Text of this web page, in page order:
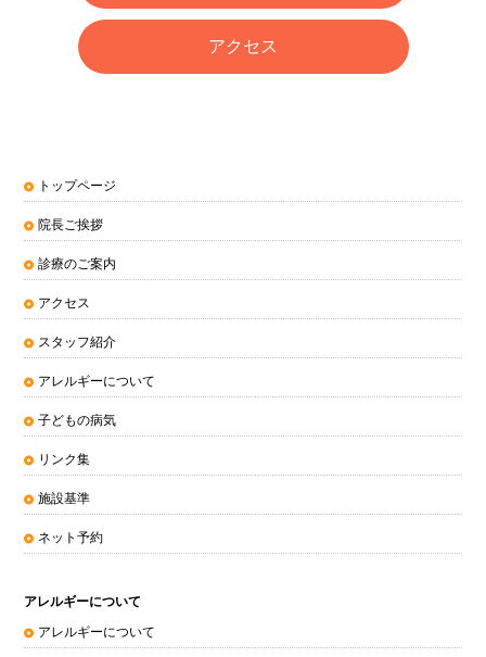
アクセス
トップページ
院長ご挨拶
診療のご案内
アクセス
スタッフ紹介
アレルギーについて
子どもの病気
リンク集
施設基準
ネット予約
アレルギーについて
アレルギーについて